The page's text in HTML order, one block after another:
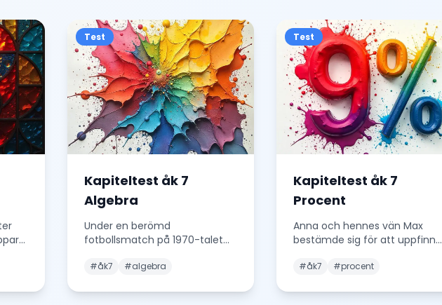
Test
Kapiteltest åk 7
Algebra
Under en berömd
fotbollsmatch på 1970-talet
gånger längre än sin lagkamr
#åk7 #algebra
Test
Kapiteltest åk 7
Procent
Anna och hennes vän Max
bestämde sig för att uppfinna
beräknade att om de säl
#åk7 #procent